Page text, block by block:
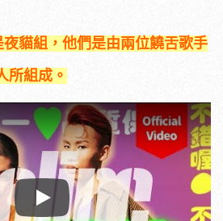
貓組，他們是由兩位饒舌歌手
所組成。
Play